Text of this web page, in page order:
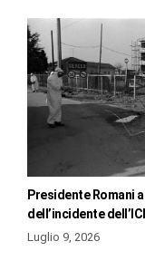
Presidente Romani
dell’incidente
Luglio 9, 2026